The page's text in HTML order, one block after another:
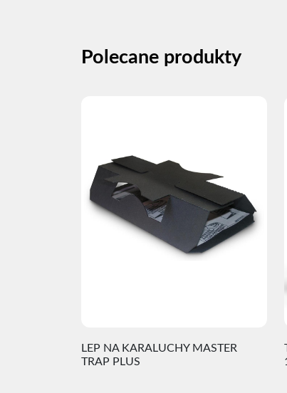
Polecane produkty
LEP NA KARALUCHY MASTER
TRAP PLUS